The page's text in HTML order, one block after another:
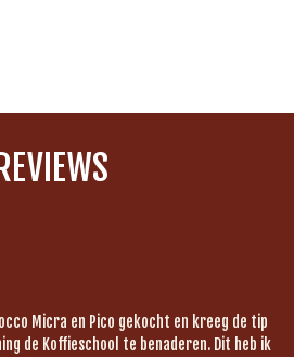
REVIEWS
Micra en Pico gekocht en kreeg de tip
de Koffieschool te benaderen. Dit heb ik